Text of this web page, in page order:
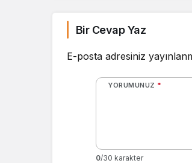
Bir Cevap Yaz
E-posta adresiniz
YORUMUNUZ *
0/30 karakter